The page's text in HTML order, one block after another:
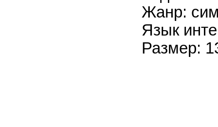
Жанр:
Язык
Размер: